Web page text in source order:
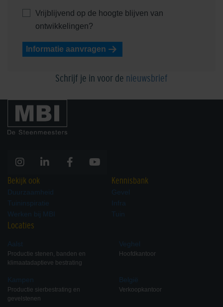
Vrijblijvend op de hoogte blijven van
ontwikkelingen?
Informatie aanvragen
Schrijf je in voor de nieuwsbrief
Bekijk ook
Duurzaamheid
Tuininspiratie
Werken bij MBI
Kennisbank
Gevel
Infra
Tuin
Locaties
Aalst
Productie stenen, banden en
klimaatadaptieve bestrating
Kampen
Productie sierbestrating en
gevelstenen
Veghel
Hoofdkantoor
België
Verkoopkantoor